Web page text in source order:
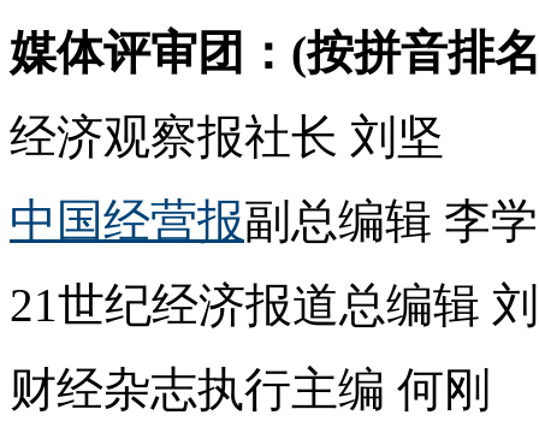
媒体评审团：(按拼音排
经济观察报社长 刘坚
中国经营报副总编辑 李
21世纪经济报道总编辑
财经杂志执行主编 何刚